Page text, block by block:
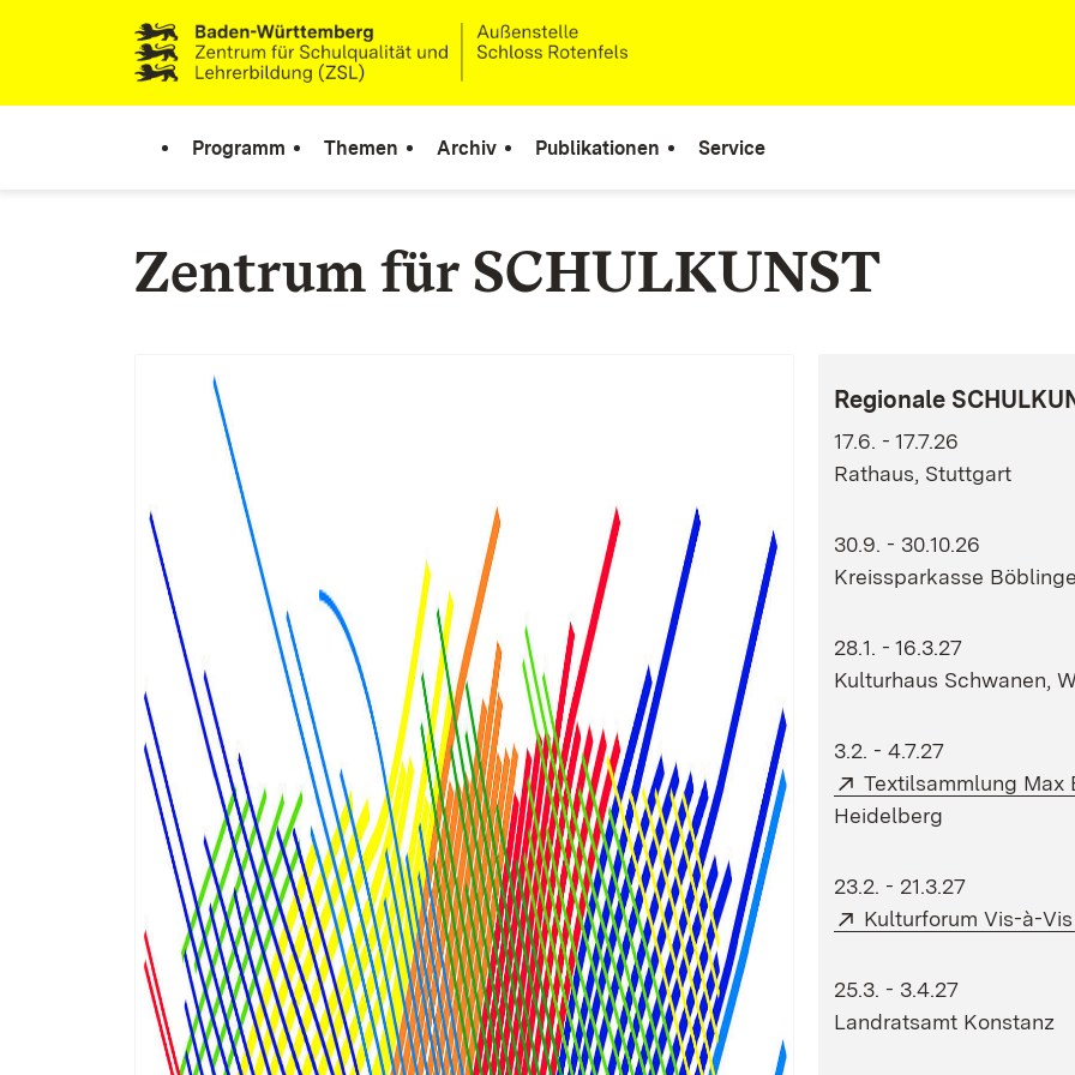
Zum Inhalt springen
Link zur Startseite
Programm Themen Archiv Publikationen Service
Zentrum für SCHULKUNST
Regionale
17.6. - 17.7.26
Rathaus, Stuttgart
30.9. - 30.10.26
Kreissparkasse
28.1. - 16.3.27
Kulturhaus Schwanen,
3.2. - 4.7.27
Extern:
Textilsammlung
Heidelberg
23.2. - 21.3.27
Extern:
Kulturforum Vis-à-Vis
25.3. - 3.4.27
Landratsamt Konstanz